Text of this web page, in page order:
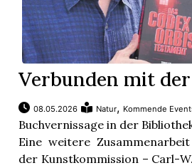
Verbunden mit
08.05.2026 Natur, Kommende
Buchvernissage in der
Eine weitere
der Kunstkommission – Carl-